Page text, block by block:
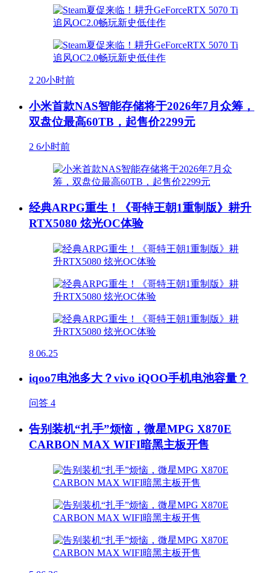
2 20小时前
小米首款NAS智能存储将于2026年7月众筹，
双盘位最高60TB，起售价2299元
2 6小时前
经典ARPG重生！《哥特王朝1重制版》耕升
RTX5080 炫光OC体验
8 06.25
iqoo7电池多大？vivo iQOO手机电池容量？
问答 4
告别装机“扎手”烦恼，微星MPG X870E
CARBON MAX WIFI暗黑主板开售